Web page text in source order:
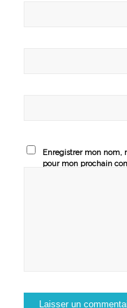
Enregistrer mon nom,
pour mon prochain